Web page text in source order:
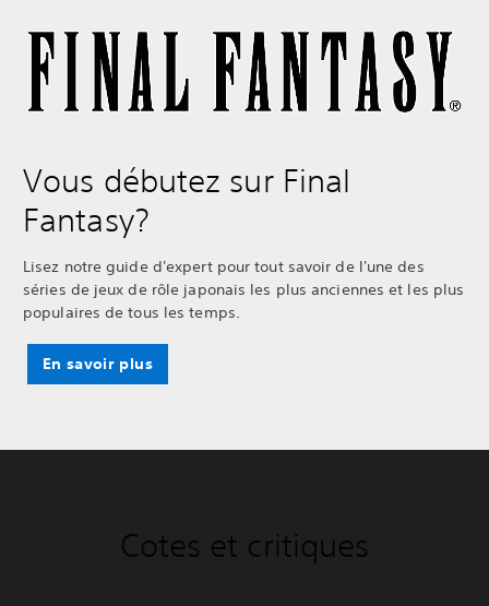
Vous débutez sur Final
Fantasy?
Lisez notre guide d'expert pour tout savoir de l'une des
séries de jeux de rôle japonais les plus anciennes et les plus
populaires de tous les temps.
En savoir plus
Cotes et critiques